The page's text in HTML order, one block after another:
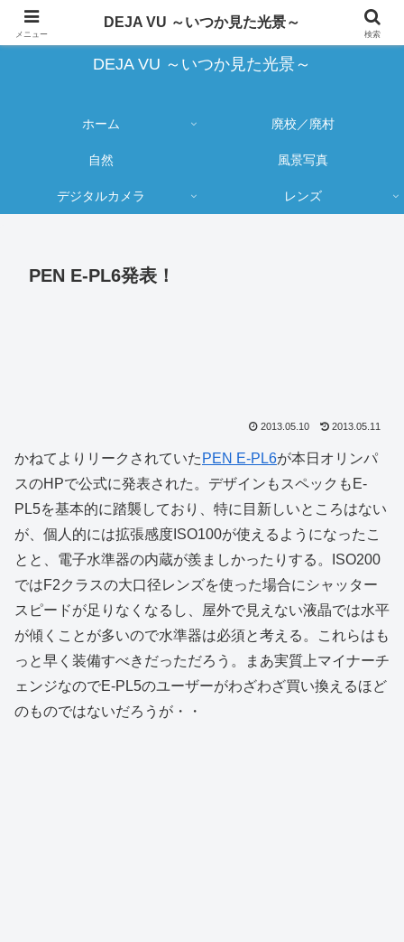
蔵出し写真の大売り出しとカメラ物欲のブログ
DEJA VU ～いつか見た光景～
ホーム 廃校／廃村
自然 風景写真
デジタルカメラ レンズ
PEN E-PL6発表！
2013.05.10 2013.05.11
かねてよりリークされていた PEN E-PL6が本日オリンパ
スのHPで公式に発表された。デザインもスペックもE-
PL5を基本的に踏襲しており、特に目新しいところはない
が、個人的には拡張感度ISO100が使えるようになったこ
とと、電子水準器の内蔵が羨ましかったりする。ISO200
ではF2クラスの大口径レンズを使った場合にシャッター
スピードが足りなくなるし、屋外で見えない液晶では水平
が傾くことが多いので水準器は必須と考える。これらはも
っと早く装備すべきだっただろう。まあ実質上マイナーチ
ェンジなのでE-PL5のユーザーがわざわざ買い換えるほど
のものではないだろうが・・
メニュー
DEJA VU ～いつか見た光景～
検索